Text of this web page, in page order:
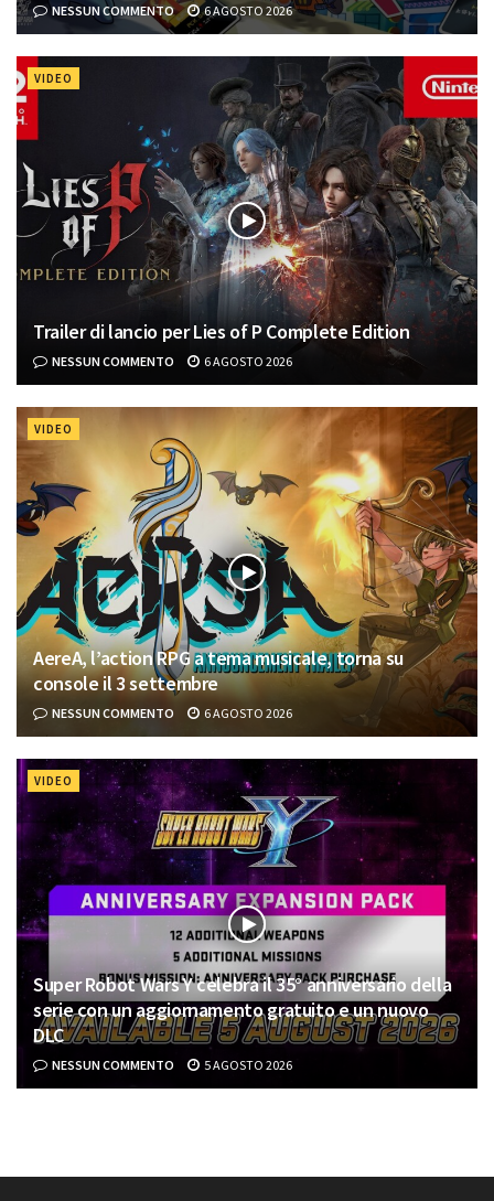
NESSUN COMMENTO 6 AGOSTO 2026
VIDEO
Trailer di lancio per Lies of P Complete Edition
NESSUN COMMENTO 6 AGOSTO 2026
VIDEO
AereA, l’action RPG a tema musicale, torna su
console il 3 settembre
NESSUN COMMENTO 6 AGOSTO 2026
VIDEO
Super Robot Wars Y celebra il 35° anniversario della
serie con un aggiornamento gratuito e un nuovo
DLC
NESSUN COMMENTO 5 AGOSTO 2026